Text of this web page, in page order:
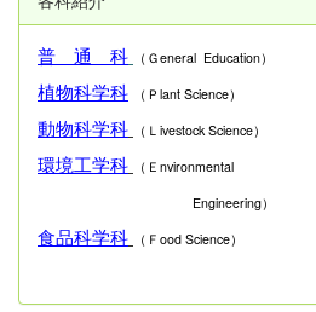
普 通 科 （Ｇeneral Education）
植物科学科 （Ｐlant Science）
動物科学科 （Ｌivestock Science）
環境工学科
（Ｅnvironmental
Engineering）
食品科学科 （Ｆood Science）